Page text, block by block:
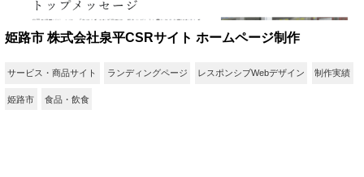
姫路市 株式会社泉平CSRサイト ホームページ制作
サービス・商品サイト ランディングページ レスポンシブWebデザイン 制作実績
姫路市 食品・飲食